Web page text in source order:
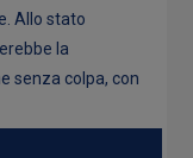
Allo stato
la
senza colpa, con